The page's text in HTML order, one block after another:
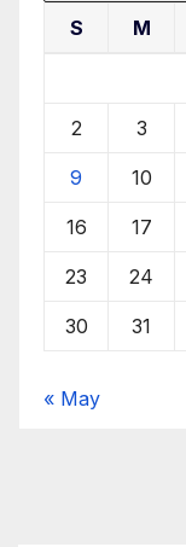
S M
2 3
9 10
16 17
23 24
30 31
« May